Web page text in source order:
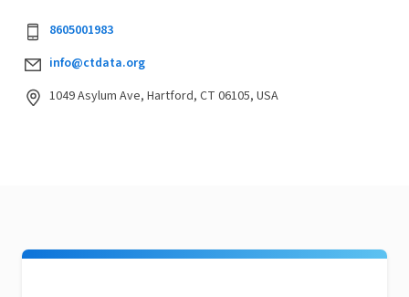
8605001983
info@ctdata.org
1049 Asylum Ave, Hartford, CT 06105, USA